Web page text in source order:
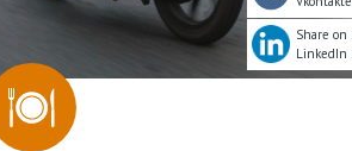
Share on
LinkedIn